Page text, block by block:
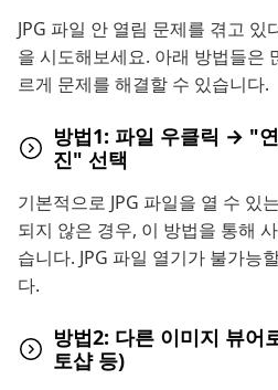
JPG 파일 안 열림 문제를 겪고 있
을 시도해보세요. 아래 방법들은
르게 문제를 해결할 수 있습니다.
방법1: 파일 우클릭 → "
진" 선택
기본적으로 JPG 파일을 열 수 있
되지 않은 경우, 이 방법을 통해
습니다. JPG 파일 열기가 불가능
다.
방법2: 다른 이미지 뷰어
토샵 등)